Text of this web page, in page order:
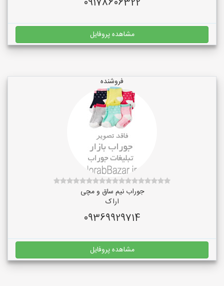
مشاهده پروفایل
فروشنده
جوراب نیم ساق و مچی
اراک
09369929714
مشاهده پروفایل